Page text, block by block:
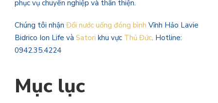
phục vụ chuyên nghiệp và thân thiện.
Chúng tôi nhận Đổi nước uống đóng bình Vĩnh Hảo Lavie
Bidrico Ion Life và Satori khu vực Thủ Đức. Hotline:
0942.35.4224
Mục lục